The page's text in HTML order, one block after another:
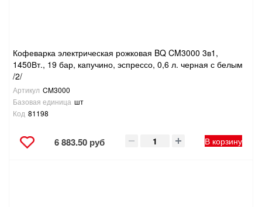
Кофеварка электрическая рожковая BQ CM3000 3в1,
1450Вт., 19 бар, капучино, эспрессо, 0,6 л. черная с белым
/2/
Артикул CM3000
Базовая единица шт
Код 81198
6 883.50 руб В корзину